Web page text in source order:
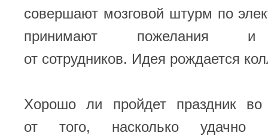
совершают мозговой штурм по
принимают пожелания и
от сотрудников. Идея рождается
Хорошо ли пройдет праздник во
от того, насколько удачно